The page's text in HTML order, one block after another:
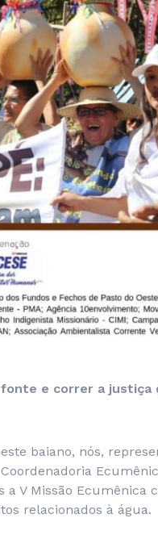
e correr a justiça
baiano, nós,
a V Missão Ecumênica
relacionados à água.